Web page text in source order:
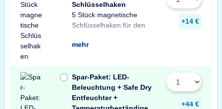
Schlüsselhaken
5 Stück magnetische
Schlüsselhaken für den
Innenraum Ihres Tresors.
Die einfache, praktische
und sichere Lösung zur
Aufbewahrung von
Schlüsseln in Ihrem
mehr
+14 €
Spar-Paket: LED-
Beleuchtung + Safe Dry
Entfeuchter +
+44 €